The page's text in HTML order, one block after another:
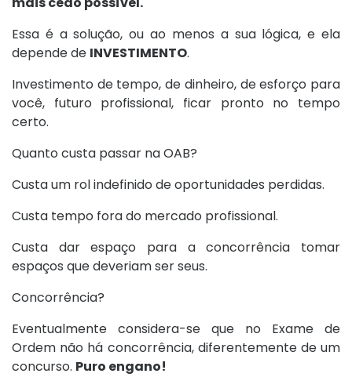
Essa é a solução, ou ao menos a sua lógica, e ela
depende de INVESTIMENTO.
Investimento de tempo, de dinheiro, de esforço para
você, futuro profissional, ficar pronto no tempo
certo.
Quanto custa passar na OAB?
Custa um rol indefinido de oportunidades perdidas.
Custa tempo fora do mercado profissional.
Custa dar espaço para a concorrência tomar
espaços que deveriam ser seus.
Concorrência?
Eventualmente considera-se que no Exame de
Ordem não há concorrência, diferentemente de um
concurso. Puro engano!